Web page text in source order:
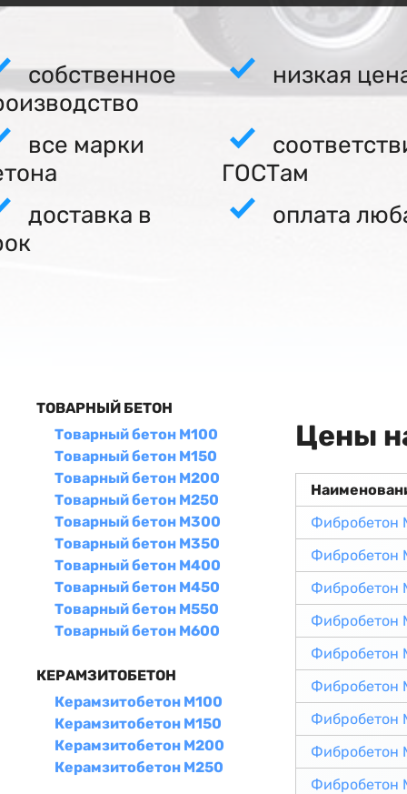
собственное
низкая
все марки
ГОСТам
доставка в
оплата
ТОВАРНЫЙ БЕТОН
Товарный бетон М100
Товарный бетон М150
Товарный бетон М200
Товарный бетон М250
Товарный бетон М300
Товарный бетон М350
Товарный бетон М400
Товарный бетон М450
Товарный бетон М550
Товарный бетон М600
КЕРАМЗИТОБЕТОН
Керамзитобетон М100
Керамзитобетон М150
Керамзитобетон М200
Керамзитобетон М250
Цены
Фибробетон
Фибробетон
Фибробетон
Фибробетон
Фибробетон
Фибробетон
Фибробетон
Фибробетон
Фибробетон